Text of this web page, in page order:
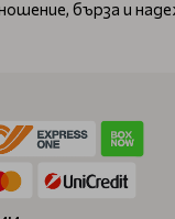
бърза и